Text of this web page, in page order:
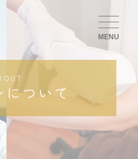
MENU
について